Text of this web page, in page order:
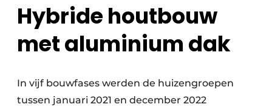
Hybride houtbouw
met aluminium dak
In vijf bouwfases werden de huizengroepen
tussen januari 2021 en december 2022